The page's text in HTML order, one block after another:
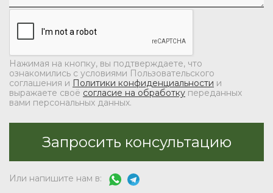
Нажимая на кнопку, вы подтверждаете, что
ознакомились с условиями Пользовательского
соглашения и Политики конфиденциальности и
выражаете своё согласие на обработкупереданных
вами персональных данных.
Или напишите нам в: